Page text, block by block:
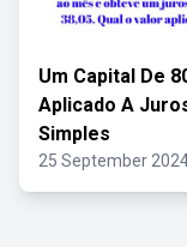
Um Capital De
Aplicado A
Simples
25 September